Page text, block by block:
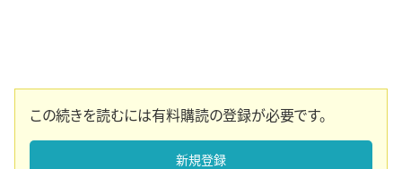
この続きを読むには有料購読の登録が必要です。
新規登録